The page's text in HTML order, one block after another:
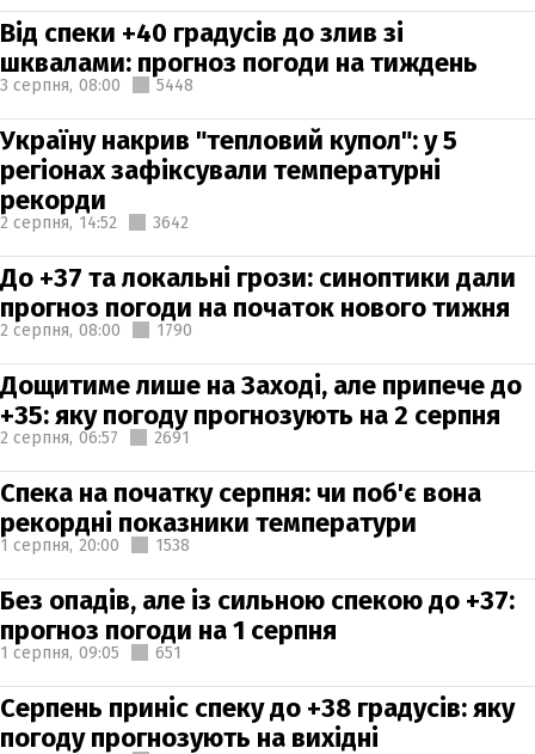
Від спеки +40 градусів до злив зі
шквалами: прогноз погоди на тиждень
3 серпня, 08:00 5448
Україну накрив "тепловий купол": у 5
регіонах зафіксували температурні
рекорди
2 серпня, 14:52 3642
До +37 та локальні грози: синоптики дали
прогноз погоди на початок нового тижня
2 серпня, 08:00 1790
Дощитиме лише на Заході, але припече до
+35: яку погоду прогнозують на 2 серпня
2 серпня, 06:57 2691
Спека на початку серпня: чи поб'є вона
рекордні показники температури
1 серпня, 20:00 1538
Без опадів, але із сильною спекою до +37:
прогноз погоди на 1 серпня
1 серпня, 09:05 651
Серпень приніс спеку до +38 градусів: яку
погоду прогнозують на вихідні